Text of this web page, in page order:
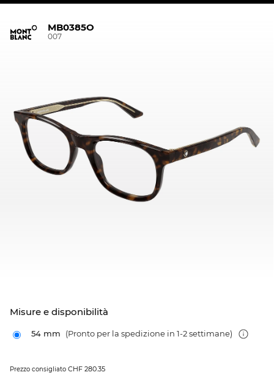
MB0385O
007
Misure e disponibilità
54 mm (Pronto per la spedizione in 1-2 settimane)
Prezzo consigliato CHF 280.35